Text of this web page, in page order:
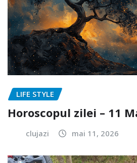
LIFE STYLE
Horoscopul zilei – 11
clujazi mai 11, 2026